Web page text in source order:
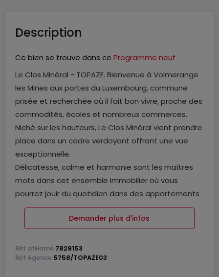
Description
Ce bien se trouve dans ce Programme neuf
Le Clos Minéral - TOPAZE. Bienvenue à Volmerange
les Mines aux portes du Luxembourg, commune
prisée et recherchée où il fait bon vivre, proche des
commodités, écoles et nombreux commerces.
Niché sur les hauteurs, Le Clos Minéral vient prendre
place dans un cadre verdoyant offrant une vue
exceptionnelle.
Délicatesse, calme et harmonie sont les maîtres
mots dans cet ensemble immobilier où vous
pourrez jouir du quotidien dans des appartements
baignés de lumière naturelle, des maisons de ville
ou des maisons individuelles.
et des matériaux de haute facture. Sa beauté est
éclatante et se révèle à chaque instant, chaque
Demander plus d'infos
Réf atHome 7829153
Réf Agence 5758/TOPAZE03